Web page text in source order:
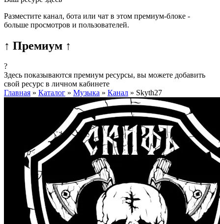
Разместите канал, бота или чат в этом премиум-блоке -
больше просмотров и пользователей.
↑ Премиум ↑
?
Здесь показываются премиум ресурсы, вы можете добавить
свой ресурс в личном кабинете
Главная » Каталог » Музыка » Канал » Skyth27